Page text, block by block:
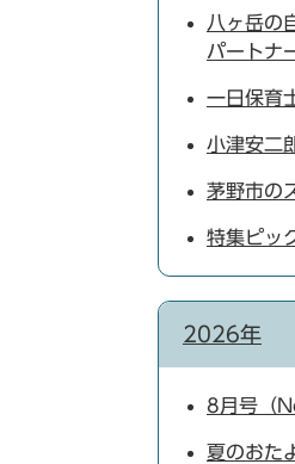
八ヶ岳の
パートナ
一日保育
小津安二
茅野市の
特集ピッ
2026年
8月号（
夏のおた